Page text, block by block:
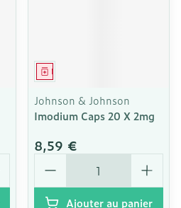
Médicament
Johnson & Johnson
Imodium Caps 20 X 2mg
8,59 €
Quantité
Ajouter au panier